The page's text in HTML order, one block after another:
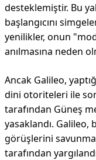
desteklemiştir. Bu
başlangıcını
yenilikler, onun
anılmasına neden
Ancak Galileo,
dini otoriteleri ile
tarafından Güneş
yasaklandı.
görüşlerini
tarafından